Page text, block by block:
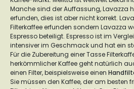
Manche sind der Auffassung, Lavazza
erfunden, dies ist aber nicht korrekt.
Filterkaffee erfunden sondern Lavazza
Espresso beteiligt. Espresso ist im
intensiver im Geschmack und hat ein
Für die Zubereitung einer Tasse
herkömmlicher Kaffee geht natürlich
einen Filter, beispielsweise einen
Sie müssen den Kaffee, der am besten